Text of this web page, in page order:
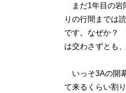
まだ1年目の岩
りの行間までは
です。なぜか？
は交わさずとも
いっそ3Aの開
て来るくらい割